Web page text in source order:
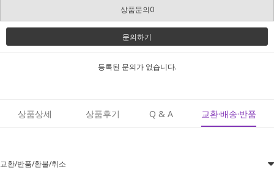
상품문의0
문의하기
등록된 문의가 없습니다.
상품상세 상품후기 Q & A 교환·배송·반품
교환/반품/환불/취소